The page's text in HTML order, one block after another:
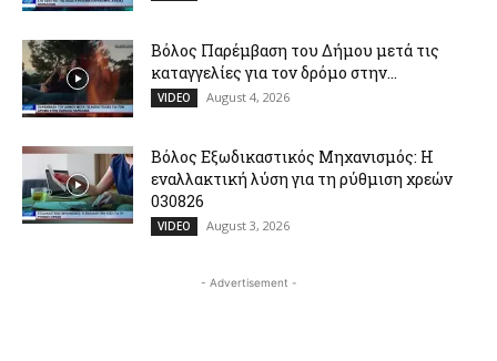
Βόλος Παρέμβαση του Δήμου μετά τις
καταγγελίες για τον δρόμο στην...
VIDEO August 4, 2026
Βόλος Εξωδικαστικός Μηχανισμός: Η
εναλλακτική λύση για τη ρύθμιση χρεών
030826
VIDEO August 3, 2026
- Advertisement -